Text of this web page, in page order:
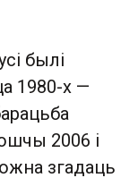
былі
1980-х —
2006 і
згадаць